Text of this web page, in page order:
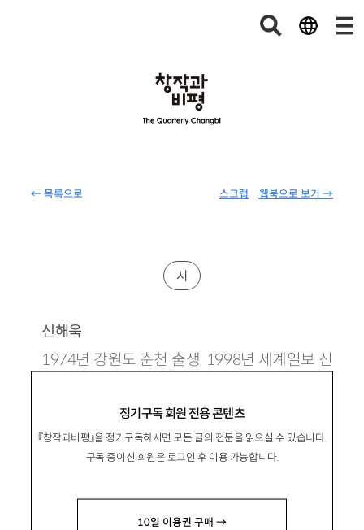
← 목록으로 웹북으로 보기 →
스크랩
정기구독 회원 전용 콘텐츠
『창작과비평』을 정기구독하시면 모든 글의 전문을 읽으실 수 있습니다.
구독 중이신 회원은 로그인 후 이용 가능합니다.
10일 이용권 구매 →
시
신해욱
1974년 강원도 춘천 출생. 1998년 세계일보 신
있음. williwilson@hanmail.net